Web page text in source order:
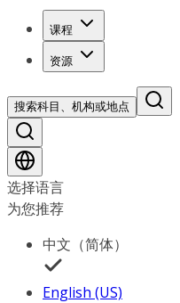
课程
资源
搜索科目、机构或地点
选择语言
为您推荐
中文（简体）
English (US)